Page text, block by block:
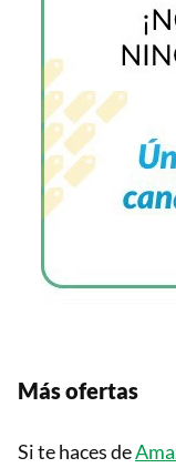
Más ofertas
Si te haces de